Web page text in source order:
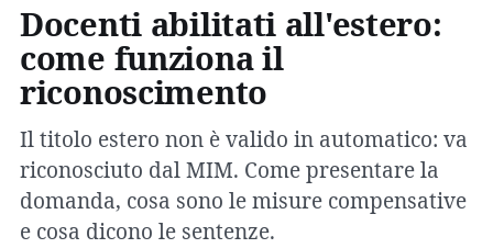
Docenti abilitati all'estero:
come funziona il
riconoscimento
Il titolo estero non è valido in automatico: va
riconosciuto dal MIM. Come presentare la
domanda, cosa sono le misure compensative
e cosa dicono le sentenze.